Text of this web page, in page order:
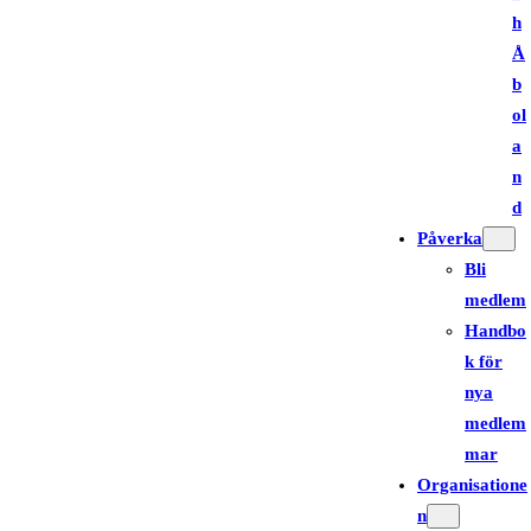
h
Å
b
ol
a
n
d
Påverka
Bli
medlem
Handbo
k för
nya
medlem
mar
Organisatione
n